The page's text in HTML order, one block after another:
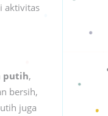
aktivitas
putih,
bersih,
juga